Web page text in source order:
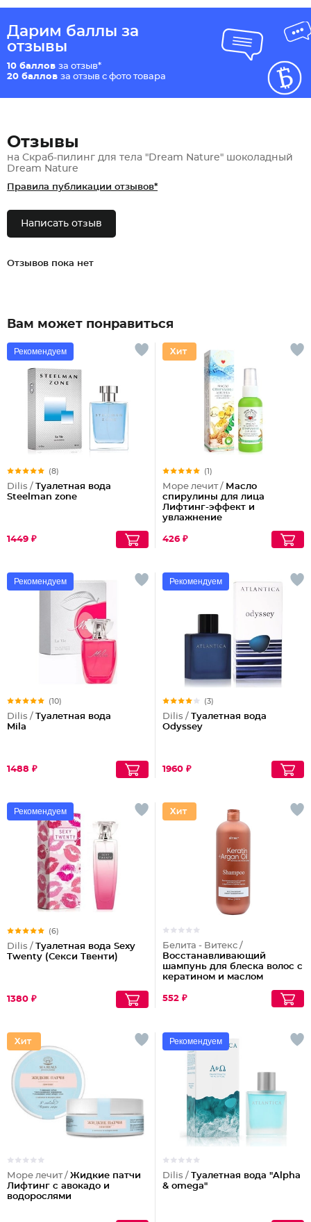
Дарим баллы за
отзывы
10 баллов за отзыв*
20 баллов за отзыв с фото товара
Отзывы
на Скраб-пилинг для тела "Dream Nature" шоколадный
Dream Nature
Правила публикации отзывов*
Написать отзыв
Отзывов пока нет
Вам может понравиться
Рекомендуем
(8)
Dilis / Туалетная вода
Steelman zone
1449 ₽
(1)
Море лечит / Масло
спирулины для лица
Лифтинг-эффект и
увлажнение
426 ₽
Рекомендуем
(10)
Dilis / Туалетная вода
Mila
1488 ₽
Рекомендуем
(3)
Dilis / Туалетная вода
Odyssey
1960 ₽
Рекомендуем
(6)
Dilis / Туалетная вода Sexy
Twenty (Секси Твенти)
1380 ₽
Белита - Витекс /
Восстанавливающий
шампунь для блеска волос с
кератином и маслом
552 ₽
Море лечит / Жидкие патчи
Лифтинг с авокадо и
водорослями
Рекомендуем
Dilis / Туалетная вода "Alpha
& omega"